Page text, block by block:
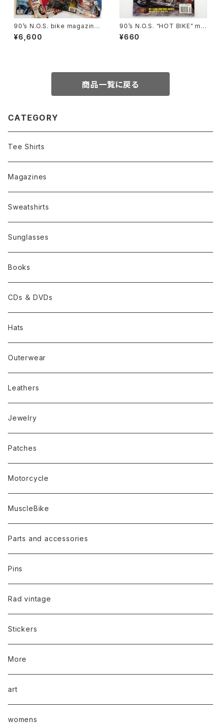
90’s N.O.S. bike magazine
bundle pack(12)
¥6,600
90’s N.O.S. “HOT BIKE” ma
gazine #27-08(Aug.’95 iss
ue)
¥660
商品一覧に戻る
CATEGORY
Tee Shirts
Magazines
Sweatshirts
Sunglasses
Books
CDs ＆ DVDs
Hats
Outerwear
Leathers
Jewelry
Patches
Motorcycle
MuscleBike
Parts and accessories
Pins
Rad vintage
Stickers
More
art
womens